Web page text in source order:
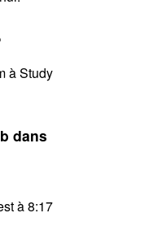
à Study
dans
à 8:17